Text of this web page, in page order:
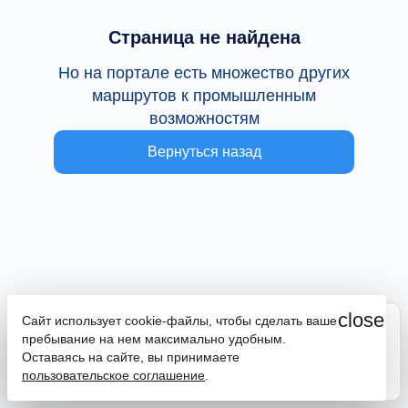
Страница не найдена
Но на портале есть множество других
маршрутов к промышленным
возможностям
Вернуться назад
close
Сайт использует cookie-файлы, чтобы сделать ваше
пребывание на нем максимально удобным.
Оставаясь на сайте, вы принимаете
пользовательское соглашение
Сайт находится в тестовой эксплуатации
В случае наличия ошибок или замечаний просим
сообщить на почтуpromportal@frpkk.ru
написать нам в чатилизаказать обратный звонок